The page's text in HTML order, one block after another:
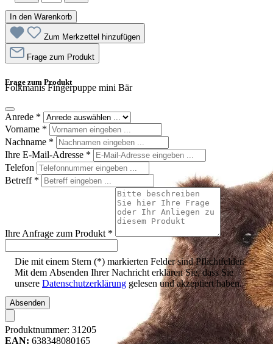
Folkmanis Fingerpuppe mini Bär
In den Warenkorb
Zum Merkzettel hinzufügen
Frage zum Produkt
Frage zum Produkt
Anrede *
Vorname *
Nachname *
Ihre E-Mail-Adresse *
Telefon
Betreff *
Ihre Anfrage zum Produkt *
Die mit einem Stern (*) markierten Felder sind Pflichtfelder.
Mit dem Absenden Ihrer Nachricht erklären Sie, dass Sie
unsere Datenschutzerklärung gelesen und akzeptiert haben.
Absenden
Produktnummer: 31205
EAN: 638348080165